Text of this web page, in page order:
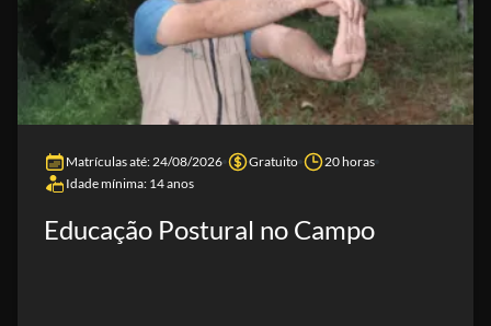
Matrículas até: 24/08/2026 Gratuito
20 horas
Idade mínima: 14 anos
Educação Postural no Campo